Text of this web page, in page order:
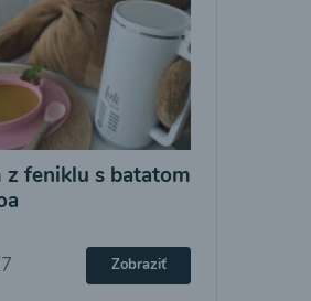
z feniklu s batatom
Zobraziť